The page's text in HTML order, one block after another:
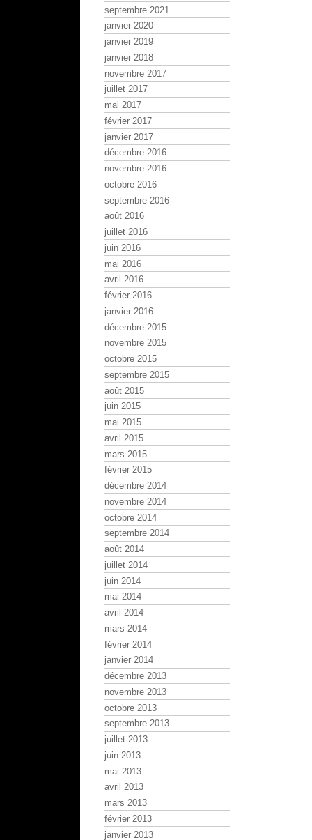
septembre 2021
janvier 2020
janvier 2019
janvier 2018
novembre 2017
juillet 2017
mai 2017
février 2017
janvier 2017
décembre 2016
novembre 2016
octobre 2016
septembre 2016
août 2016
juillet 2016
juin 2016
mai 2016
avril 2016
février 2016
janvier 2016
décembre 2015
novembre 2015
octobre 2015
septembre 2015
août 2015
juin 2015
mai 2015
avril 2015
mars 2015
février 2015
décembre 2014
novembre 2014
octobre 2014
septembre 2014
août 2014
juillet 2014
juin 2014
mai 2014
avril 2014
mars 2014
février 2014
janvier 2014
décembre 2013
novembre 2013
octobre 2013
septembre 2013
juillet 2013
juin 2013
mai 2013
avril 2013
mars 2013
février 2013
janvier 2013